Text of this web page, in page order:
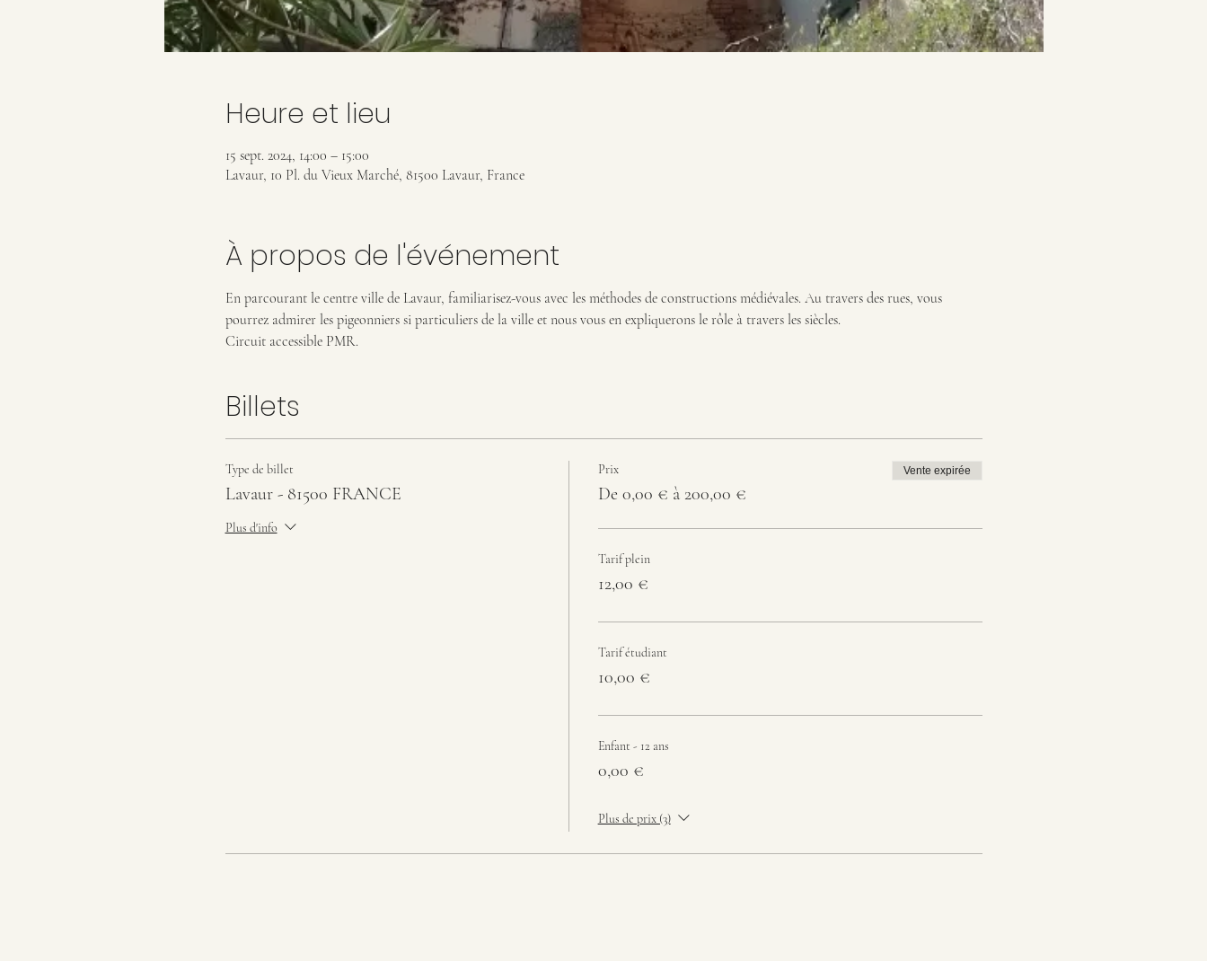
Heure et lieu
15 sept. 2024, 14:00 – 15:00
Lavaur, 10 Pl. du Vieux Marché, 81500 Lavaur, France
À propos de l'événement
En parcourant le centre ville de Lavaur, familiarisez-vous avec les méthodes de constructions médiévales. Au travers des rues, vous
pourrez admirer les pigeonniers si particuliers de la ville et nous vous en expliquerons le rôle à travers les siècles.
Circuit accessible PMR.
Billets
Type de billet
Lavaur - 81500 FRANCE
Plus d'info
Prix
De 0,00 € à 200,00 €
Vente expirée
Tarif plein
12,00 €
Tarif étudiant
10,00 €
Enfant - 12 ans
0,00 €
Plus de prix (3)